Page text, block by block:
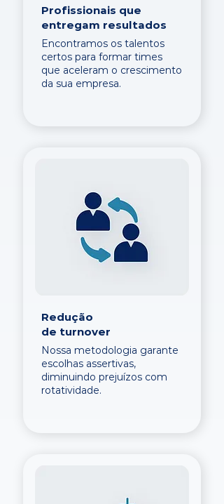
Profissionais que
entregam resultados
Encontramos os talentos
certos para formar times
que aceleram o crescimento
da sua empresa.
Redução
de turnover
Nossa metodologia garante
escolhas assertivas,
diminuindo prejuízos com
rotatividade.